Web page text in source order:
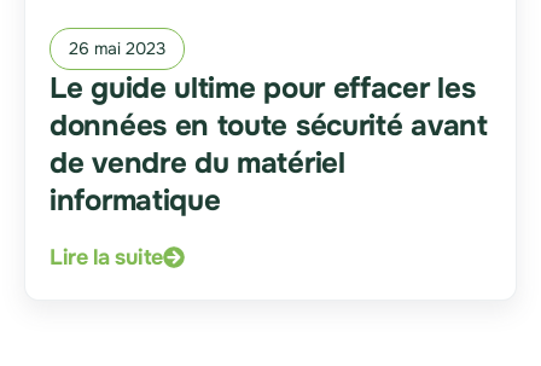
26 mai 2023
Le guide ultime pour effacer les
données en toute sécurité avant
de vendre du matériel
informatique
Lire la suite